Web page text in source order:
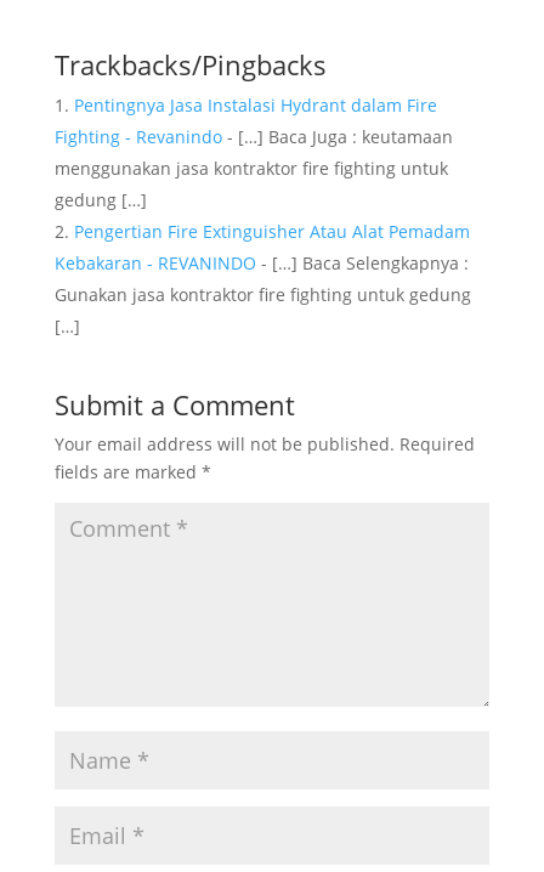
Trackbacks/Pingbacks
Pentingnya Jasa Instalasi Hydrant dalam Fire
Fighting - Revanindo- […] Baca Juga : keutamaan
menggunakan jasa kontraktor fire fighting untuk
gedung […]
Pengertian Fire Extinguisher Atau Alat Pemadam
Kebakaran - REVANINDO - […] Baca Selengkapnya :
Gunakan jasa kontraktor fire fighting untuk gedung
[…]
Submit a Comment
Your email address will not be published. Required
fields are marked *